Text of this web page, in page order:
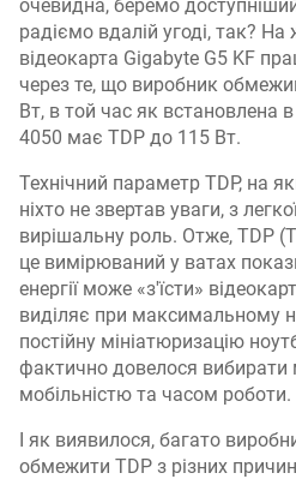
очевидна, беремо
радіємо вдалій угоді, так? На
відеокарта Gigabyte G5 KF
через те, що виробник
Вт, в той час як встановлена
4050 має TDP до 115 Вт.
Технічний параметр TDP, на
ніхто не звертав уваги, з
вирішальну роль. Отже, TDP
це вимірюваний у ватах
енергії може «з'їсти»
виділяє при максимальному
постійну мініатюризацію
фактично довелося вибирати
мобільністю та часом роботи.
І як виявилося, багато
обмежити TDP з різних